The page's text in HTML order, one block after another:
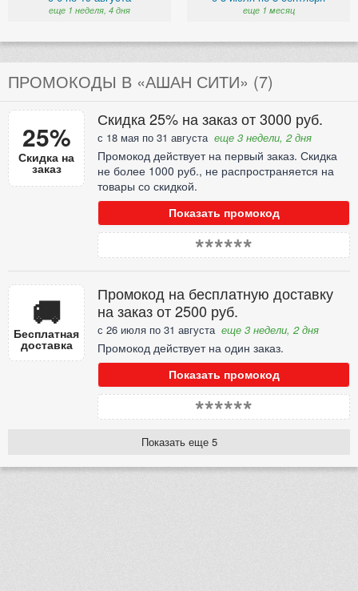
еще 1 неделя, 4 дня еще 1 месяц
ПРОМОКОДЫ В «АШАН СИТИ» (7)
25%
Скидка на
заказ
Скидка 25% на заказ от 3000 руб.
с 18 мая по 31 августа еще 3 недели, 2 дня
Промокод действует на первый заказ. Скидка
не более 1000 руб., не распространяется на
товары со скидкой.
Показать промокод
******
🚚
Бесплатная
доставка
Промокод на бесплатную доставку
на заказ от 2500 руб.
с 26 июля по 31 августа еще 3 недели, 2 дня
Промокод действует на один заказ.
Показать промокод
******
Показать еще 5